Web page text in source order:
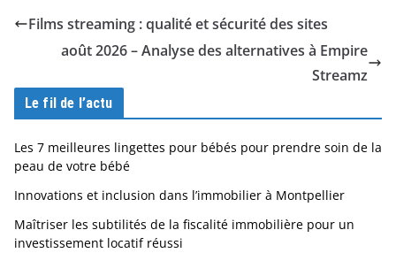
Films streaming : qualité et sécurité des sites
août 2026 – Analyse des alternatives à Empire
Streamz
Le fil de l’actu
Les 7 meilleures lingettes pour bébés pour prendre soin de la
peau de votre bébé
Innovations et inclusion dans l’immobilier à Montpellier
Maîtriser les subtilités de la fiscalité immobilière pour un
investissement locatif réussi